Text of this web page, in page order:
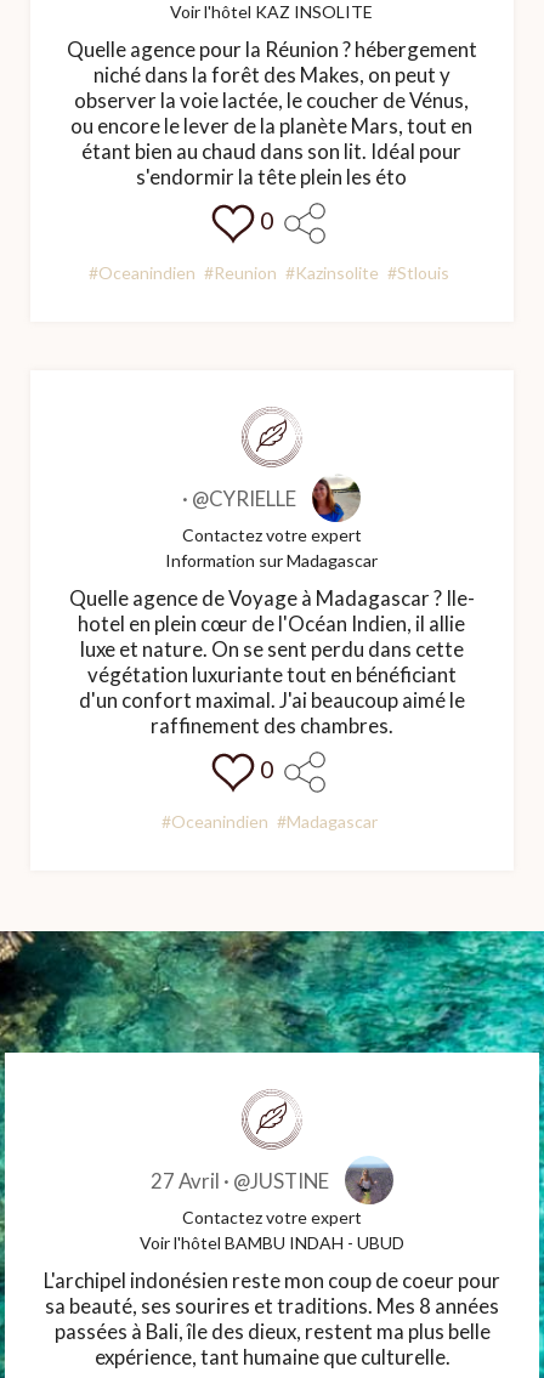
Voir l'hôtel KAZ INSOLITE
Quelle agence pour la Réunion ? hébergement
niché dans la forêt des Makes, on peut y
observer la voie lactée, le coucher de Vénus,
ou encore le lever de la planète Mars, tout en
étant bien au chaud dans son lit. Idéal pour
s'endormir la tête plein les éto
0
#Oceanindien #Reunion #Kazinsolite #Stlouis
· @CYRIELLE
Contactez votre expert
Information sur Madagascar
Quelle agence de Voyage à Madagascar ? Ile-
hotel en plein cœur de l'Océan Indien, il allie
luxe et nature. On se sent perdu dans cette
végétation luxuriante tout en bénéficiant
d'un confort maximal. J'ai beaucoup aimé le
raffinement des chambres.
0
#Oceanindien #Madagascar
27 Avril · @JUSTINE
Contactez votre expert
Voir l'hôtel BAMBU INDAH - UBUD
L'archipel indonésien reste mon coup de coeur pour
sa beauté, ses sourires et traditions. Mes 8 années
passées à Bali, île des dieux, restent ma plus belle
expérience, tant humaine que culturelle.